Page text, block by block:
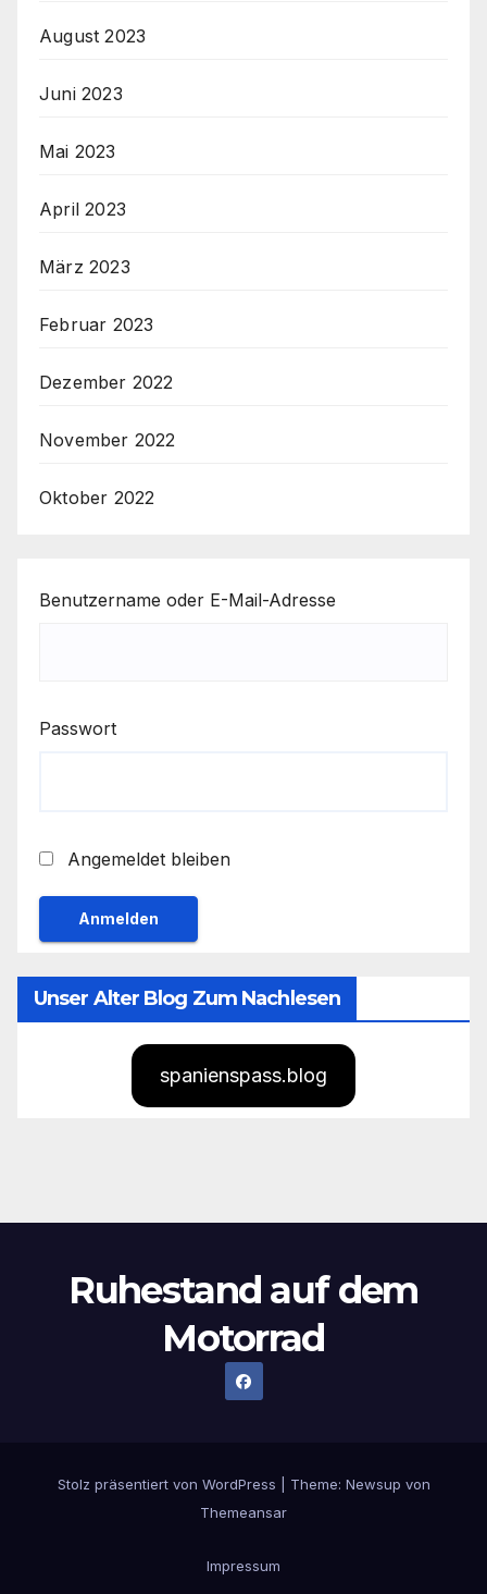
August 2023
Juni 2023
Mai 2023
April 2023
März 2023
Februar 2023
Dezember 2022
November 2022
Oktober 2022
Benutzername oder E-Mail-Adresse
Passwort
Angemeldet bleiben
Unser Alter Blog Zum Nachlesen
spanienspass.blog
Ruhestand auf dem
Motorrad
Stolz präsentiert von WordPress Theme: Newsup von
Themeansar
Impressum